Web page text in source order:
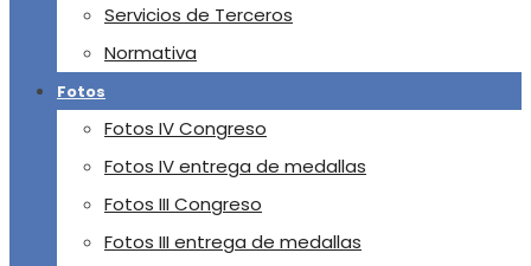
Servicios de Terceros
Normativa
Fotos
Fotos IV Congreso
Fotos IV entrega de medallas
Fotos III Congreso
Fotos III entrega de medallas